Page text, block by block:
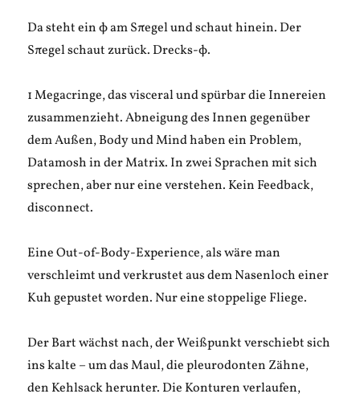
Da steht ein ϕ am Sπegel und schaut hinein. Der
Sπegel schaut zurück. Drecks-ϕ.
1 Megacringe, das visceral und spürbar die Innereien
zusammenzieht. Abneigung des Innen gegenüber
dem Außen, Body und Mind haben ein Problem,
Datamosh in der Matrix. In zwei Sprachen mit sich
sprechen, aber nur eine verstehen. Kein Feedback,
disconnect.
Eine Out-of-Body-Experience, als wäre man
verschleimt und verkrustet aus dem Nasenloch einer
Kuh gepustet worden. Nur eine stoppelige Fliege.
Der Bart wächst nach, der Weißpunkt verschiebt sich
ins kalte – um das Maul, die pleurodonten Zähne,
den Kehlsack herunter. Die Konturen verlaufen,